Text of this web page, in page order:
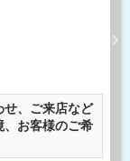
せ、ご来店など
、お客様のご希